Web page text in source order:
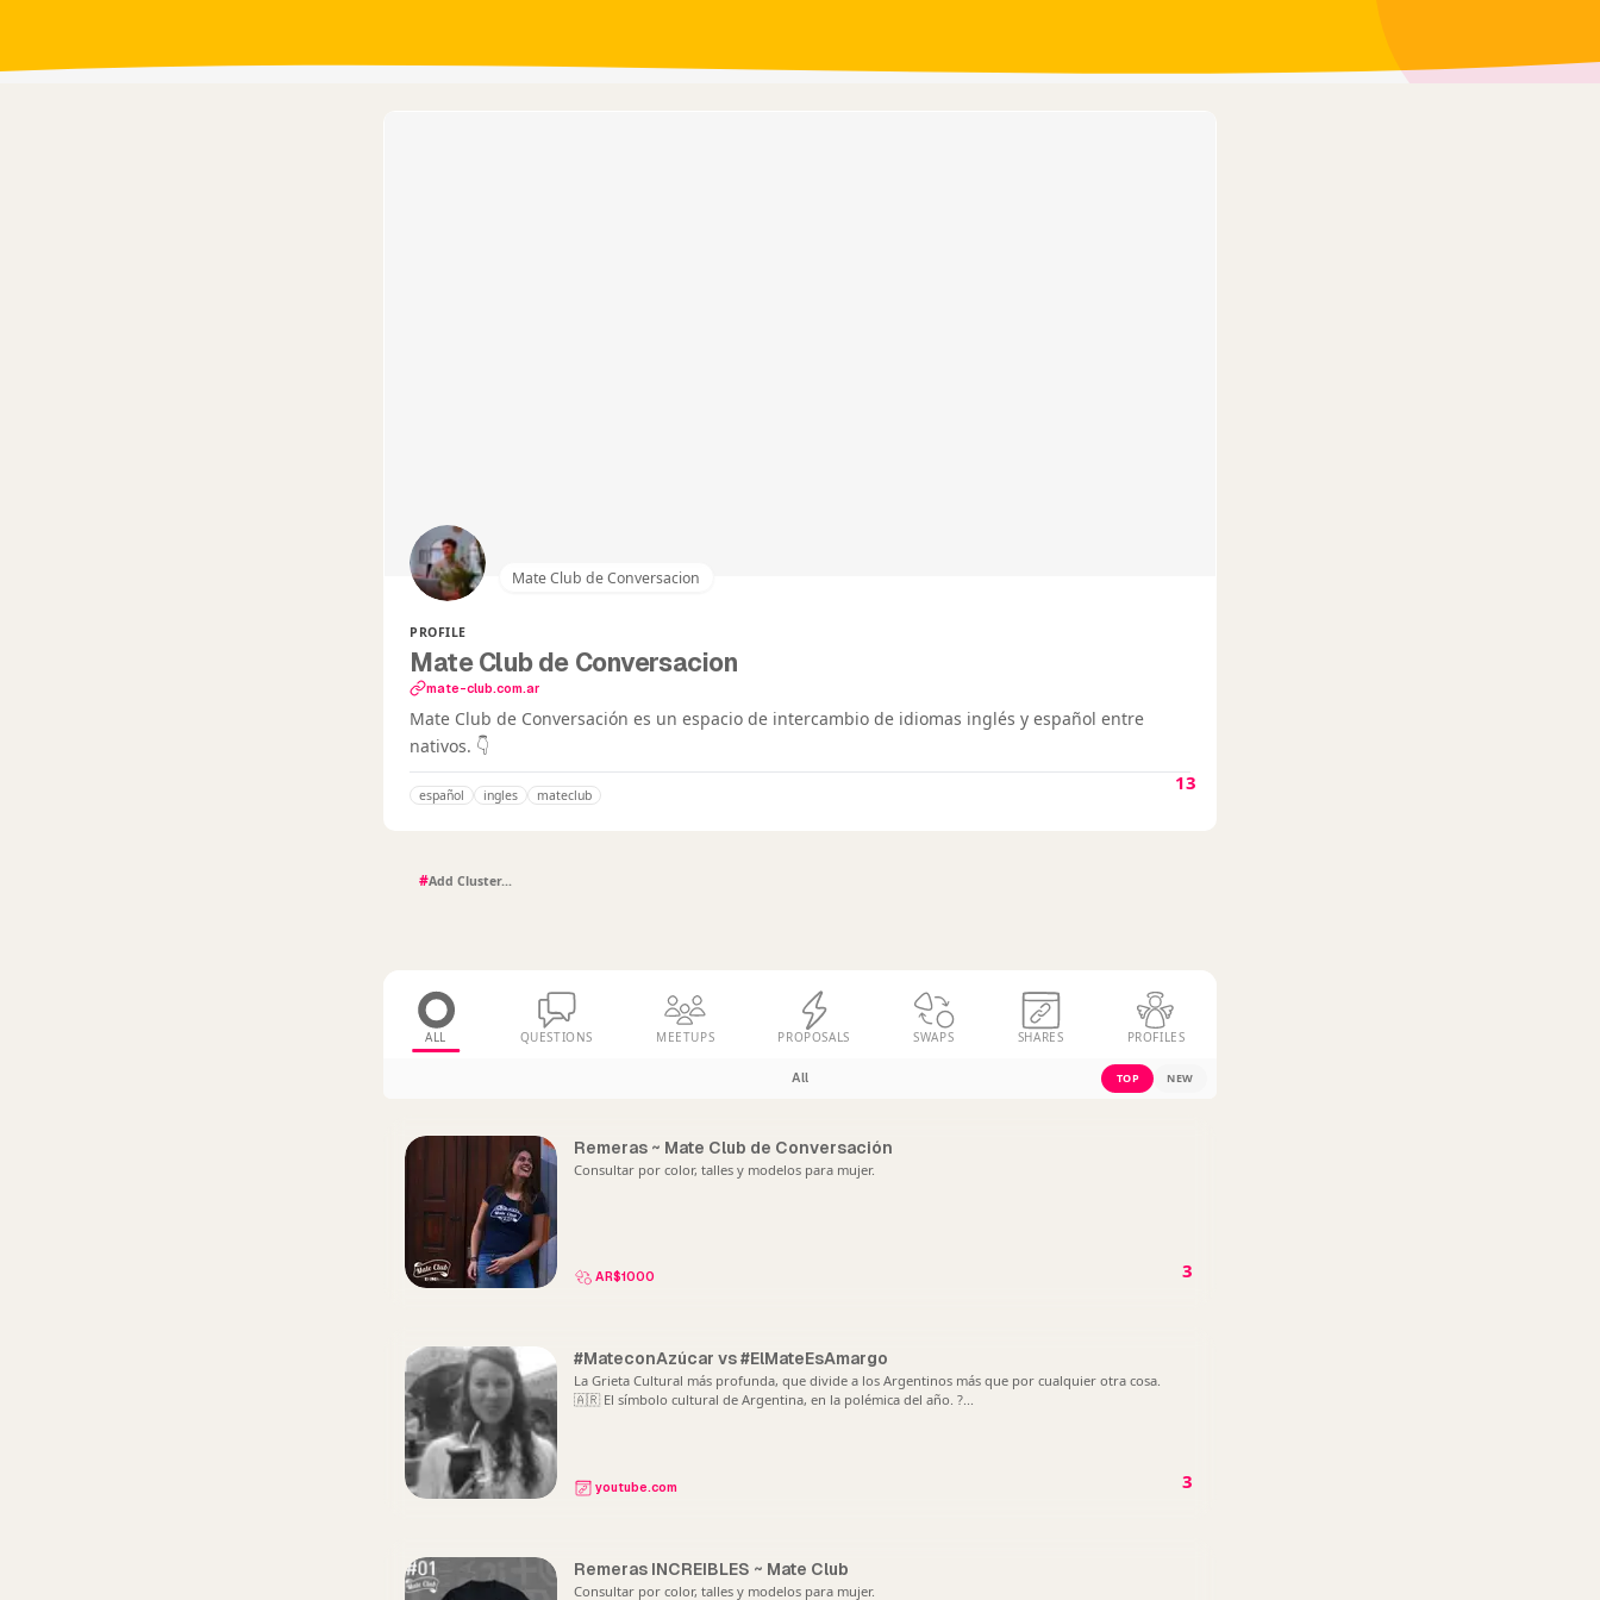
Mate Club de Conversacion
PROFILE
Mate Club de Conversacion
mate-club.com.ar
Mate Club de Conversación es un espacio de intercambio de idiomas inglés y español entre
nativos. 👇
español ingles mateclub
13
#
ALL QUESTIONS MEETUPS PROPOSALS SWAPS SHARES PROFILES
All TOP NEW
Remeras ~ Mate Club de Conversación
Consultar por color, talles y modelos para mujer.
AR$1000 3
#MateconAzúcar vs #ElMateEsAmargo
La Grieta Cultural más profunda, que divide a los Argentinos más que por cualquier otra cosa.
🇦🇷 El símbolo cultural de Argentina, en la polémica del año. ?...
youtube.com 3
Remeras INCREIBLES ~ Mate Club
Consultar por color, talles y modelos para mujer.